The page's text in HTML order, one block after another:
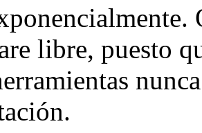
libre, puesto